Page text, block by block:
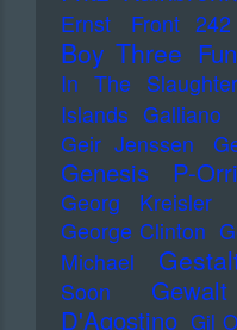
Ernst
Front 242
Boy Three
In The
Islands Galliano
Geir Jenssen
Genesis P-
Georg Kreisler
George Clinton
Michael
Soon
Gewalt
D'Agostino Gil